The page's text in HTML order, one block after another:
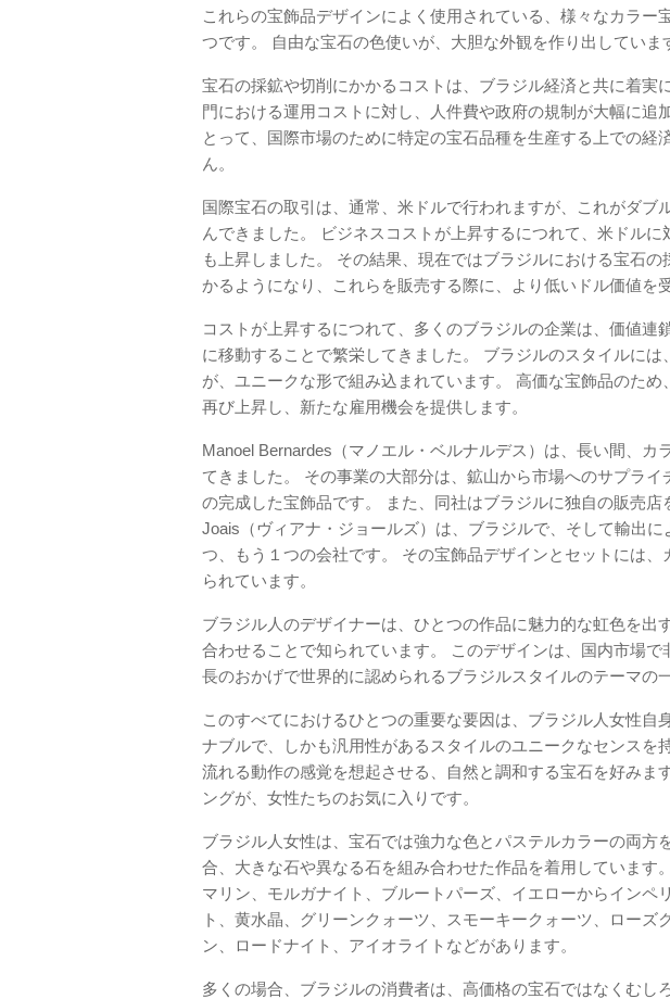
これらの宝飾品デザインによく使用されている、様々なカラー
つです。 自由な宝石の色使いが、大胆な外観を作り出していま
宝石の採鉱や切削にかかるコストは、ブラジル経済と共に着実
門における運用コストに対し、人件費や政府の規制が大幅に追
とって、国際市場のために特定の宝石品種を生産する上での経
ん。
国際宝石の取引は、通常、米ドルで行われますが、これがダブ
んできました。 ビジネスコストが上昇するにつれて、米ドル
も上昇しました。 その結果、現在ではブラジルにおける宝石
かるようになり、これらを販売する際に、より低いドル価値を
コストが上昇するにつれて、多くのブラジルの企業は、価値連
に移動することで繁栄してきました。 ブラジルのスタイルに
が、ユニークな形で組み込まれています。 高価な宝飾品のた
再び上昇し、新たな雇用機会を提供します。
Manoel Bernardes（マノエル・ベルナルデス）は、長い間、カ
てきました。 その事業の大部分は、鉱山から市場へのサプライ
の完成した宝飾品です。 また、同社はブラジルに独自の販売店
Joais（ヴィアナ・ジョールズ）は、ブラジルで、そして輸出
つ、もう１つの会社です。 その宝飾品デザインとセットには、
られています。
ブラジル人のデザイナーは、ひとつの作品に魅力的な虹色を出
合わせることで知られています。 このデザインは、国内市場
長のおかげで世界的に認められるブラジルスタイルのテーマの
このすべてにおけるひとつの重要な要因は、ブラジル人女性自
ナブルで、しかも汎用性があるスタイルのユニークなセンスを
流れる動作の感覚を想起させる、自然と調和する宝石を好みま
ングが、女性たちのお気に入りです。
ブラジル人女性は、宝石では強力な色とパステルカラーの両方
合、大きな石や異なる石を組み合わせた作品を着用しています
マリン、モルガナイト、ブルートパーズ、イエローからインペ
ト、黄水晶、グリーンクォーツ、スモーキークォーツ、ローズ
ン、ロードナイト、アイオライトなどがあります。
多くの場合、ブラジルの消費者は、高価格の宝石ではなくむし